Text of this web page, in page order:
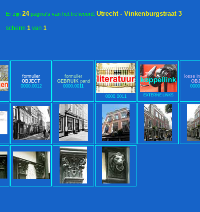
Er zijn 24pagina's van het trefwoord: Utrecht - Vinkenburgstraat 3
formulier
OBJECT
0000.0012
formulier
GEBRUIK pand
0000.0011
0000.0011 EXTERNE LINKS
losse
scherm 1 van 1